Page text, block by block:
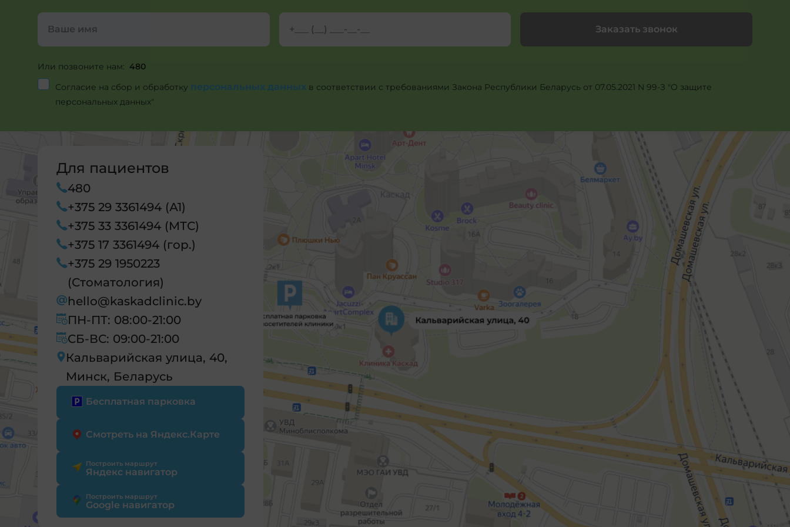
Заказать звонок
Или позвоните нам: 480
Согласие на сбор и обработку персональных данных в соответствии с требованиями Закона Республики Беларусь от 07.05.2021 N 99-З "О защите
персональных данных"
Для пациентов
480
+375 29 3361494 (А1)
+375 33 3361494 (МТС)
+375 17 3361494 (гор.)
+375 29 1950223
(Стоматология)
hello@kaskadclinic.by
ПН-ПТ: 08:00-21:00
СБ-ВС: 09:00-21:00
Кальварийская улица, 40,
Минск, Беларусь
Бесплатная парковка
Смотреть на Яндекс.Карте
Построить маршрут
Яндекс навигатор
Построить маршрут
Google навигатор